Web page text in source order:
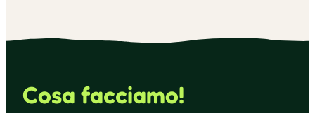
Cosa facciamo!